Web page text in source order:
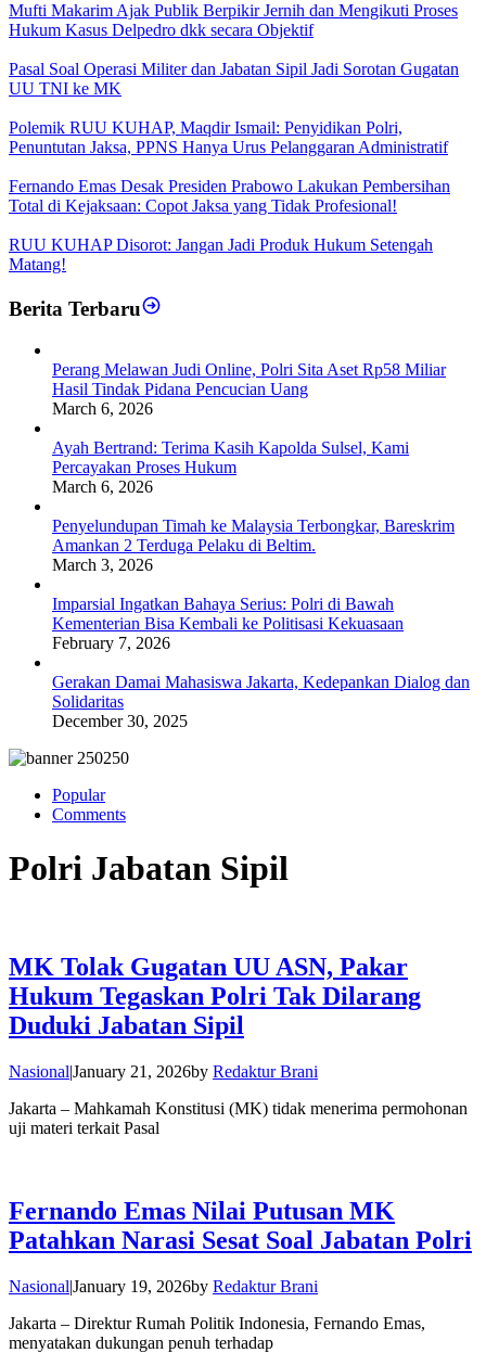
Mufti Makarim Ajak Publik Berpikir Jernih dan Mengikuti Proses
Hukum Kasus Delpedro dkk secara Objektif
Pasal Soal Operasi Militer dan Jabatan Sipil Jadi Sorotan Gugatan
UU TNI ke MK
Polemik RUU KUHAP, Maqdir Ismail: Penyidikan Polri,
Penuntutan Jaksa, PPNS Hanya Urus Pelanggaran Administratif
Fernando Emas Desak Presiden Prabowo Lakukan Pembersihan
Total di Kejaksaan: Copot Jaksa yang Tidak Profesional!
RUU KUHAP Disorot: Jangan Jadi Produk Hukum Setengah
Matang!
Berita Terbaru
Perang Melawan Judi Online, Polri Sita Aset Rp58 Miliar
Hasil Tindak Pidana Pencucian Uang
March 6, 2026
Ayah Bertrand: Terima Kasih Kapolda Sulsel, Kami
Percayakan Proses Hukum
March 6, 2026
Penyelundupan Timah ke Malaysia Terbongkar, Bareskrim
Amankan 2 Terduga Pelaku di Beltim.
March 3, 2026
Imparsial Ingatkan Bahaya Serius: Polri di Bawah
Kementerian Bisa Kembali ke Politisasi Kekuasaan
February 7, 2026
Gerakan Damai Mahasiswa Jakarta, Kedepankan Dialog dan
Solidaritas
December 30, 2025
Popular
Comments
Polri Jabatan Sipil
MK Tolak Gugatan UU ASN, Pakar
Hukum Tegaskan Polri Tak Dilarang
Duduki Jabatan Sipil
Nasional|January 21, 2026by Redaktur Brani
Jakarta – Mahkamah Konstitusi (MK) tidak menerima permohonan
uji materi terkait Pasal
Fernando Emas Nilai Putusan MK
Patahkan Narasi Sesat Soal Jabatan Polri
Nasional|January 19, 2026by Redaktur Brani
Jakarta – Direktur Rumah Politik Indonesia, Fernando Emas,
menyatakan dukungan penuh terhadap